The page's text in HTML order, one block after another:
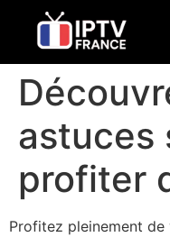
astuces
profiter
Profitez pleinement de